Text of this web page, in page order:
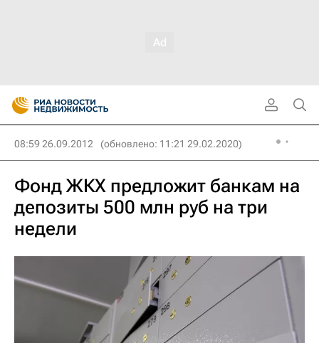
08:59 26.09.2012 (обновлено: 11:21 29.02.2020)
Фонд ЖКХ предложит банкам на
депозиты 500 млн руб на три
недели